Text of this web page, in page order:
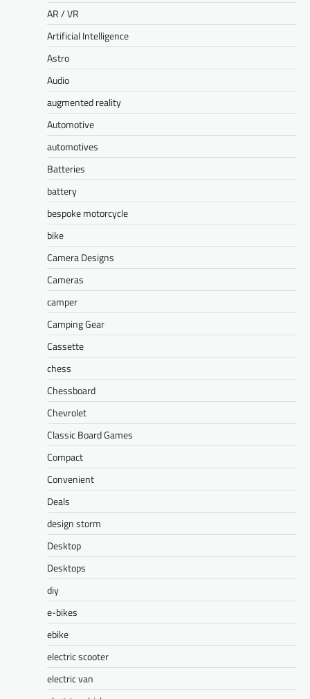
AR / VR
Artificial Intelligence
Astro
Audio
augmented reality
Automotive
automotives
Batteries
battery
bespoke motorcycle
bike
Camera Designs
Cameras
camper
Camping Gear
Cassette
chess
Chessboard
Chevrolet
Classic Board Games
Compact
Convenient
Deals
design storm
Desktop
Desktops
diy
e-bikes
ebike
electric scooter
electric van